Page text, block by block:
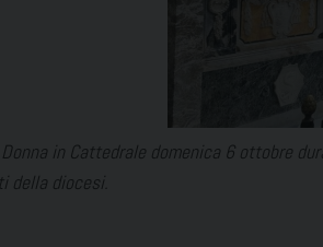
in Cattedrale domenica 6 ottobre
della diocesi.